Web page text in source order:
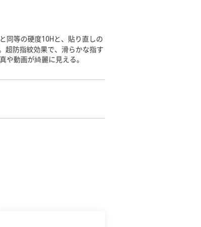
同等の硬度10Hと、貼り直しの
超防指紋効果で、滑らかな指す
や動画が綺麗に見える。